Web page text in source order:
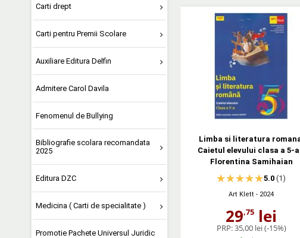
Carti drept
Carti pentru Premii Scolare
Auxiliare Editura Delfin
Admitere Carol Davila
Fenomenul de Bullying
Bibliografie scolara recomandata
2025
Editura DZC
Medicina ( Carti de specialitate )
Promotie Pachete Universul Juridic
Limba si literatura
Caietul elevului clasa a 5-
Florentina Samihaian
5.0(1)
Art Klett - 2024
29,75 lei
PRP:35,00 lei(-15%)